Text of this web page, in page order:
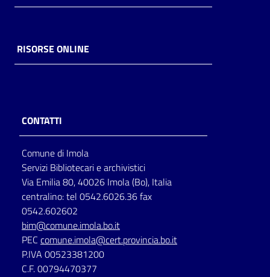
RISORSE ONLINE
CONTATTI
Comune di Imola
Servizi Bibliotecari e archivistici
Via Emilia 80, 40026 Imola (Bo), Italia
centralino: tel 0542.6026.36 fax
0542.602602
bim@comune.imola.bo.it
PEC comune.imola@cert.provincia.bo.it
P.IVA 00523381200
C.F. 00794470377